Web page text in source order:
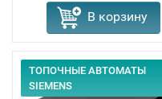
В корзину
ТОПОЧНЫЕ АВТОМАТЫ
SIEMENS